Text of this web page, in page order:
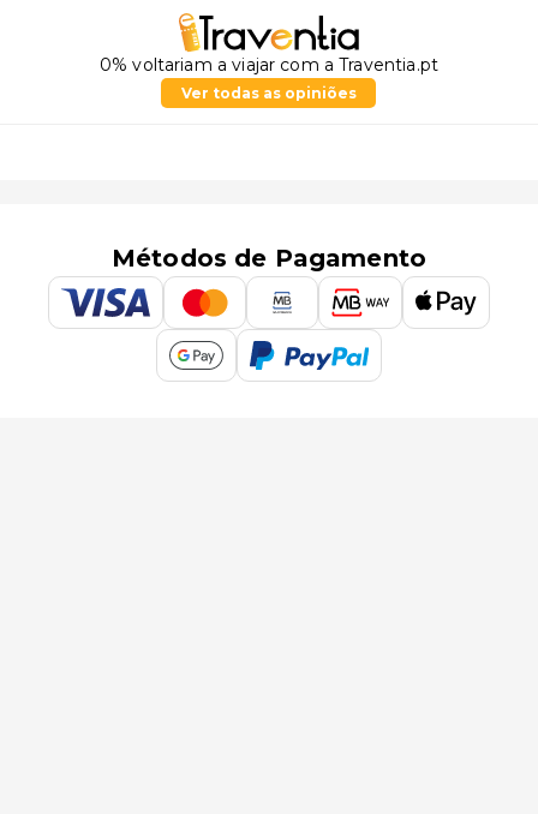
0% voltariam a viajar com a Traventia.pt
Ver todas as opiniões
Métodos de Pagamento